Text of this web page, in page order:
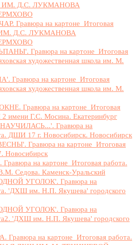
ИМ. Д.С. ЛУКМАНОВА
Гравюра на картоне_Итоговая
Д.С. ЛУКМАНОВА
Гравюра на картоне_Итоговая
художественная школа им. М.
Гравюра на картоне_Итоговая
художественная школа им. М.
Гравюра на картоне_Итоговая
Г.С. Мосина. Екатеринбург
НАУЧИЛАСЬ...'. Гравюра на
ДШИ 17 г. Новосибирск. Новосибирск
Гравюра на картоне_Итоговая
на картоне_Итоговая работа.
Седова. Каменск-Уральский
УГОЛОК'. Гравюра на
'ДХШ им. Н.П. Якушева' городского
УГОЛОК'. Гравюра на
'ДХШ им. Н.П. Якушева' городского
Гравюра на картоне_Итоговая работа.